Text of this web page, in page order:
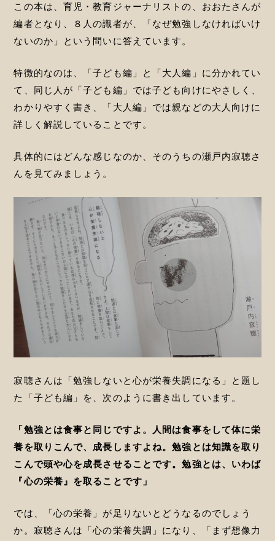
この本は、育児・教育ジャーナリストの、おおたさんが
編者となり、８人の識者が、「なぜ勉強しなければいけ
ないのか」という問いに答えています。
特徴的なのは、「子ども編」と「大人編」に分かれてい
て、同じ人が「子ども編」では子ども向けにやさしく、
わかりやすく書き、「大人編」では親などの大人向けに
詳しく解説していることです。
具体的にはどんな感じなのか、そのうちの瀬戸内寂聴さ
んを見てみましょう。
寂聴さんは「勉強しないと心が栄養失調になる」と題し
た「子ども編」を、次のように書き出しています。
「勉強とは食事と同じですよ。人間は食事をして体に栄
養を取りこんで、成長しますよね。勉強とは知識を取り
こんで頭や心を成長させることです。勉強とは、いわば
『心の栄養』を取ることです」
では、「心の栄養」が足りないとどうなるのでしょう
か。寂聴さんは「心の栄養失調」になり、「まず想像力